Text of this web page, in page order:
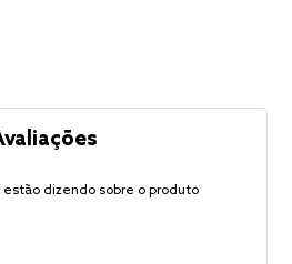
dizendo sobre o produto